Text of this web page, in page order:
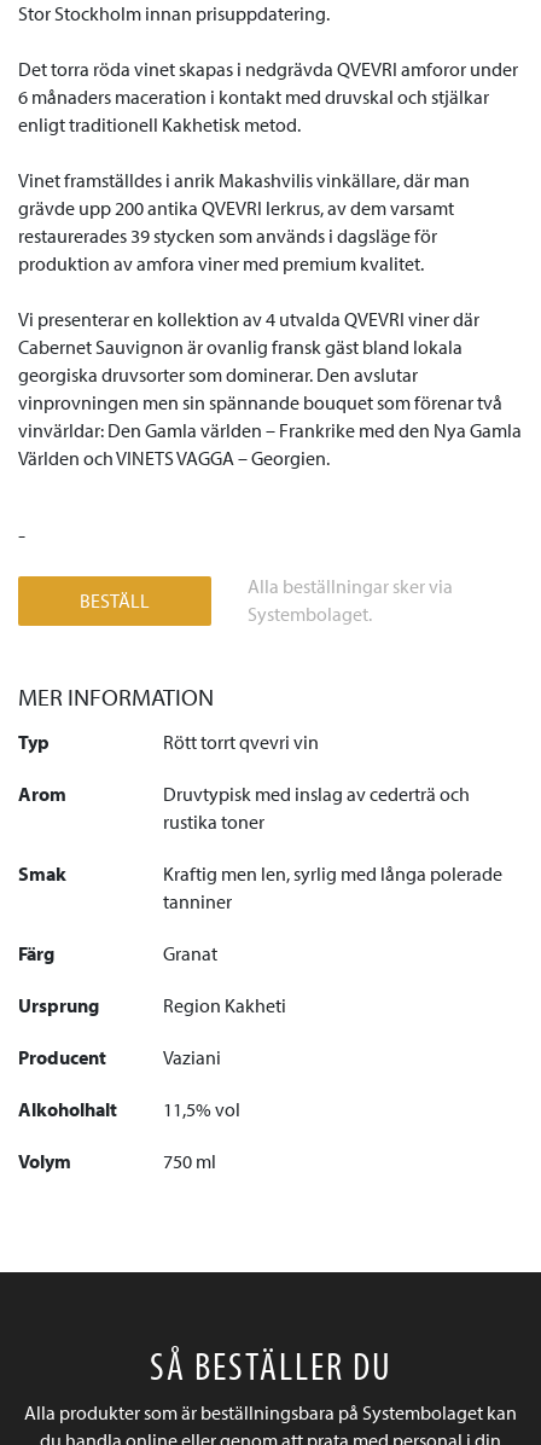
Stor Stockholm innan prisuppdatering.
Det torra röda vinet skapas i nedgrävda QVEVRI amforor under
6 månaders maceration i kontakt med druvskal och stjälkar
enligt traditionell Kakhetisk metod.
Vinet framställdes i anrik Makashvilis vinkällare, där man
grävde upp 200 antika QVEVRI lerkrus, av dem varsamt
restaurerades 39 stycken som används i dagsläge för
produktion av amfora viner med premium kvalitet.
Vi presenterar en kollektion av 4 utvalda QVEVRI viner där
Cabernet Sauvignon är ovanlig fransk gäst bland lokala
georgiska druvsorter som dominerar. Den avslutar
vinprovningen men sin spännande bouquet som förenar två
vinvärldar: Den Gamla världen – Frankrike med den Nya Gamla
Världen och VINETS VAGGA – Georgien.
-
BESTÄLL
Alla beställningar sker via
Systembolaget.
MER INFORMATION
Typ Rött torrt qvevri vin
Arom
Druvtypisk med inslag av cederträ och
rustika toner
Smak
Kraftig men len, syrlig med långa polerade
tanniner
Färg Granat
Ursprung Region Kakheti
Producent Vaziani
Alkoholhalt 11,5% vol
Volym 750 ml
SÅ BESTÄLLER DU
Alla produkter som är beställningsbara på Systembolaget kan